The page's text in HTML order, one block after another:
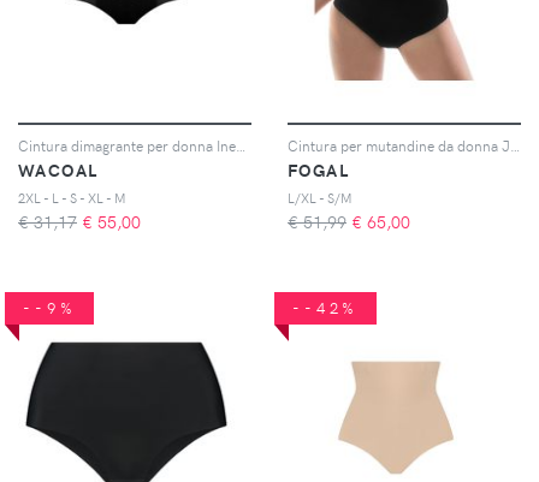
Cintura dimagrante per donna Ines secret
WACOAL
2XL - L - S - XL - M
€ 31,17 € 55,00
Cintura per mutandine da donna Julie
FOGAL
L/XL - S/M
€ 51,99 € 65,00
--9% --42%